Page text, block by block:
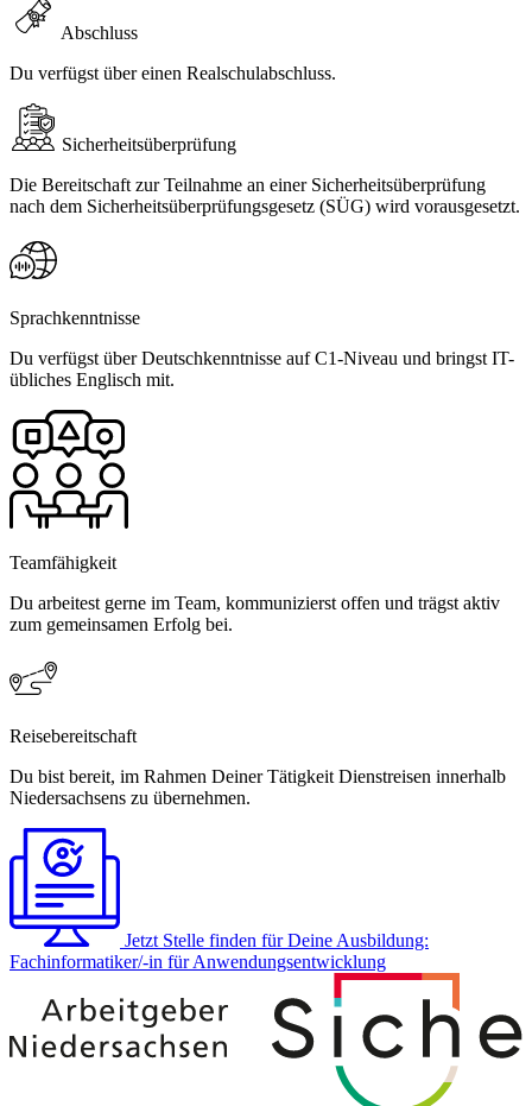
Abschluss
Du verfügst über einen Realschulabschluss.
Sicherheitsüberprüfung
Die Bereitschaft zur Teilnahme an einer Sicherheitsüberprüfung
nach dem Sicherheitsüberprüfungsgesetz (SÜG) wird vorausgesetzt.
Sprachkenntnisse
Du verfügst über Deutschkenntnisse auf C1-Niveau und bringst IT-
übliches Englisch mit.
Teamfähigkeit
Du arbeitest gerne im Team, kommunizierst offen und trägst aktiv
zum gemeinsamen Erfolg bei.
Reisebereitschaft
Du bist bereit, im Rahmen Deiner Tätigkeit Dienstreisen innerhalb
Niedersachsens zu übernehmen.
Jetzt Stelle finden für Deine Ausbildung:
Fachinformatiker/-in für Anwendungsentwicklung